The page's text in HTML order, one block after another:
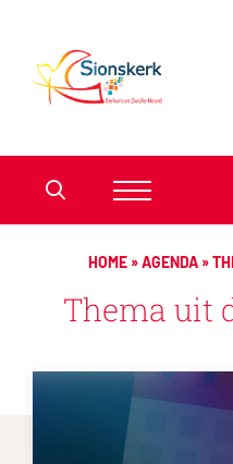
HOME »AGENDA »
Thema uit